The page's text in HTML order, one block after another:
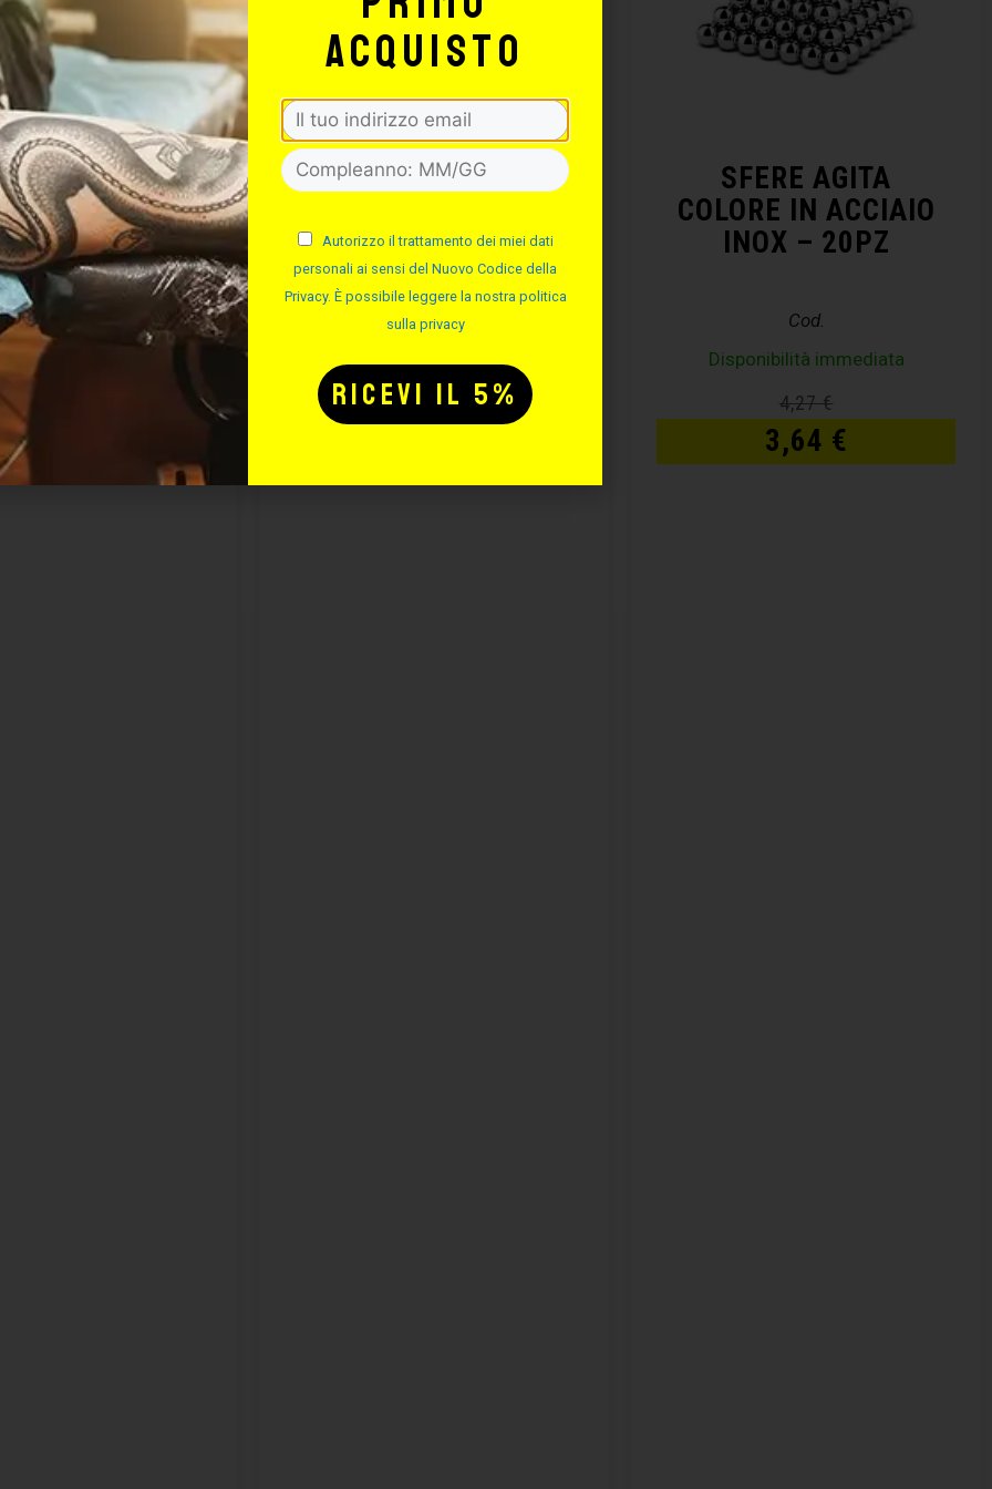
IN
LEGNO
Disponibile
Da 3.42 €
FLACONI PORTA
Cod.
Da 1.55 €
SFERE AGITA
COLORE IN ACCIAIO
INOX – 20PZ
Cod.
Disponibilità immediata
4,27€
3,64 €
acquisto
Autorizzo il trattamento dei miei dati
personali ai sensi del Nuovo Codice della
Privacy. È possibile leggere la nostra politica
sulla privacy